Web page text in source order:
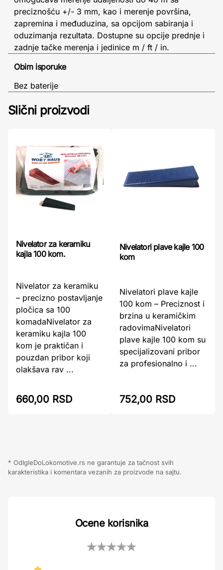
preciznošću +/- 3 mm, kao i merenje površina,
zapremina i međuduzina, sa opcijom sabiranja i
oduzimanja rezultata. Dostupne su opcije prednje i
zadnje tačke merenja i jedinice m / ft / in.
Obim isporuke
Bez baterije
Slični proizvodi
Nivelator za keramiku
kajla 100 kom.
Nivelator za keramiku
– precizno postavljanje
pločica sa 100
komadaNivelator za
keramiku kajla 100
kom je praktičan i
pouzdan pribor koji
olakšava rav ...
660,00 RSD
Nivelatori plave kajle 100
kom
Nivelatori plave kajle
100 kom – Preciznost i
brzina u keramičkim
radovimaNivelatori
plave kajle 100 kom su
specijalizovani pribor
za profesionalno i ...
752,00 RSD
* OdIgleDoLokomotive.rs ne garantuje za tačnost svih
karakteristika i komentara vezanih za proizvode na sajtu.
Ocene korisnika